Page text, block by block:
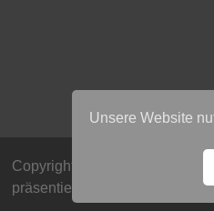
Copyright © 2026 Radsport
präsentiert von
und
Unsere Website